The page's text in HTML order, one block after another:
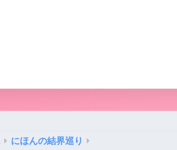
にほんの結界巡り